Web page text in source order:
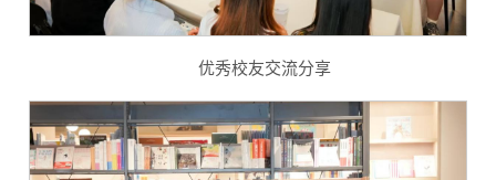
优秀校友交流分享